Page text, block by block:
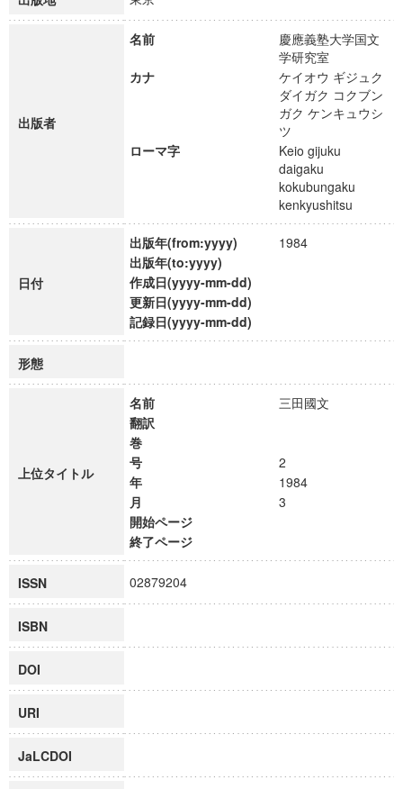
出版者
名前
慶應義塾大学国文
学研究室
カナ
ケイオウ ギジュク
ダイガク コクブン
ガク ケンキュウシ
ツ
ローマ字
Keio gijuku
daigaku
kokubungaku
kenkyushitsu
日付
出版年(from:yyyy)
1984
出版年(to:yyyy)
作成日(yyyy-mm-dd)
更新日(yyyy-mm-dd)
記録日(yyyy-mm-dd)
形態
上位タイトル
名前
三田國文
翻訳
巻
号
2
年
1984
月
3
開始ページ
終了ページ
ISSN 02879204
ISBN
DOI
URI
JaLCDOI